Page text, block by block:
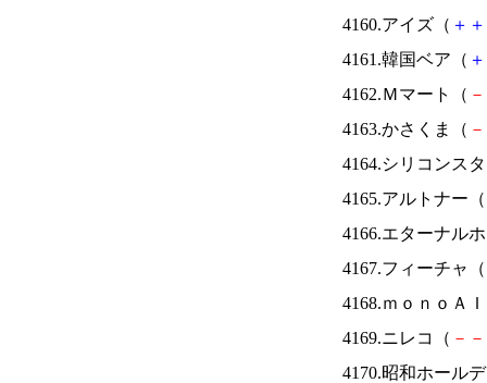
4160.アイズ（ ＋ ＋
4161.韓国ベア（ ＋
4162.Ｍマート（ －
4163.かさくま（ －
4164.シリコンス
4165.アルトナー（
4166.エターナル
4167.フィーチャ（
4168.ｍｏｎｏＡ
4169.ニレコ（ － －
4170.昭和ホール